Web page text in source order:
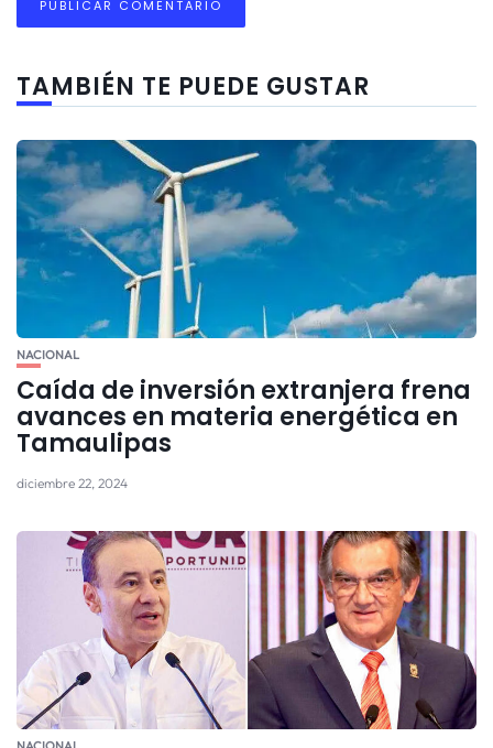
TAMBIÉN TE PUEDE GUSTAR
NACIONAL
Caída de inversión extranjera frena
avances en materia energética en
Tamaulipas
diciembre 22, 2024